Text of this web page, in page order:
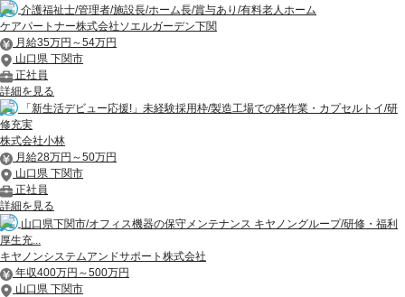
介護福祉士/管理者/施設長/ホーム長/賞与あり/有料老人ホーム
ケアパートナー株式会社ソエルガーデン下関
月給35万円～54万円
山口県 下関市
正社員
詳細を見る
「新生活デビュー応援!」未経験採用枠/製造工場での軽作業・カプセルトイ/研
修充実
株式会社小林
月給28万円～50万円
山口県 下関市
正社員
詳細を見る
山口県下関市/オフィス機器の保守メンテナンス キヤノングループ/研修・福利
厚生充...
キヤノンシステムアンドサポート株式会社
年収400万円～500万円
山口県 下関市